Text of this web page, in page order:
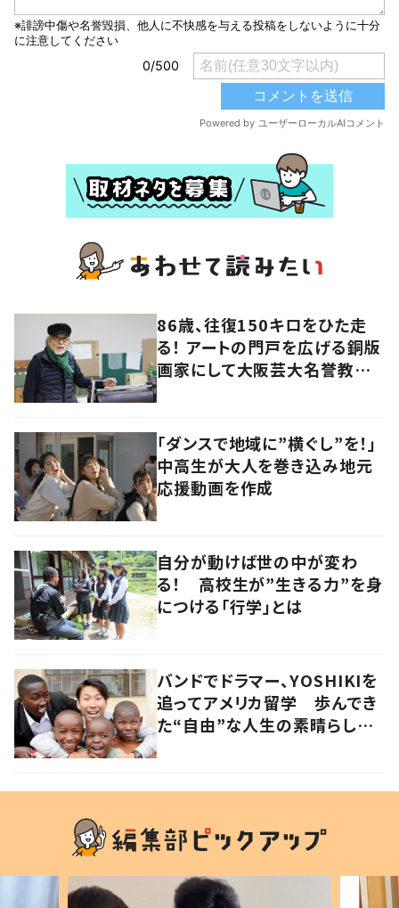
86歳、往復150キロをひた走
る！ アートの門戸を広げる銅版
画家にして大阪芸大名誉教授・
「ダンスで地域に”横ぐし”を！」
中高生が大人を巻き込み地元
応援動画を作成
自分が動けば世の中が変わ
る！ 高校生が”生きる力”を身
につける「行学」とは
バンドでドラマー、YOSHIKIを
追ってアメリカ留学 歩んでき
た“自由”な人生の素晴らしさ